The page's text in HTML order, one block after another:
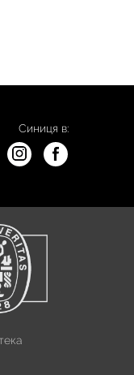
Синиця в: